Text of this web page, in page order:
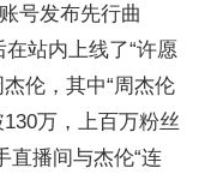
号发布先行曲
在站内上线了“许愿
伦，其中“周杰伦
万，上百万粉丝
直播间与杰伦“连